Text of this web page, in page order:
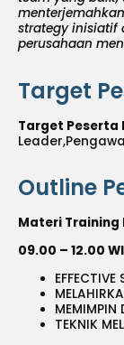
strategy inisiatif
perusahaan
Target
Target Peserta
Outline
Materi Training
09.00 – 12.00
EFFECTIVE
MEMIMPIN
TEKNIK